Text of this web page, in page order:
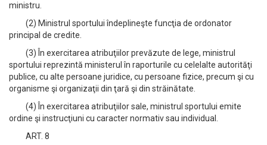
ministru.
(2) Ministrul sportului îndeplineşte funcţia de ordonator
principal de credite.
(3) În exercitarea atribuţiilor prevăzute de lege, ministrul
sportului reprezintă ministerul în raporturile cu celelalte autorităţi
publice, cu alte persoane juridice, cu persoane fizice, precum şi cu
organisme şi organizaţii din ţară şi din străinătate.
(4) În exercitarea atribuţiilor sale, ministrul sportului emite
ordine şi instrucţiuni cu caracter normativ sau individual.
ART. 8